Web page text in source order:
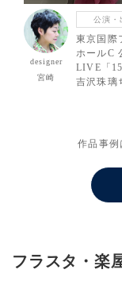
designer
宮崎
公演・
東京国際
ホールC
LIVE「
吉沢珠璃
作品事例
フラスタ・楽